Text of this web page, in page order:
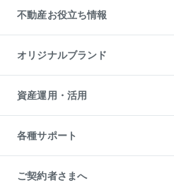
貸すガイド
事業用不動産
マンション投資
投資用マンション
アパート経営
収益物件
ビル購入（ビル一棟）
投資用不動産の売却査定
事業用不動産の売却査定
不動産お役立ち情報
マンションライブラリー
人気マンションランキング
暮らしに役立つ不動産メディア
不動産相場・不動産価格情報
不動産コラム・ニュース
不動産用語集
不動産なんでもネット相談室
住まいの税金
オリジナルブランド
一棟リノベーションマンション
L`GENTE（ルジェンテ）
区分リノベーションマンション
投資用一棟レジデンスWELL
不動産小口投資
LEGACIA（レガシア）
資産運用・活用
不動産M&A
アセットマネジメント・出資
各種サポート
相続サポート
リフォームサポート
ご契約者さまへ